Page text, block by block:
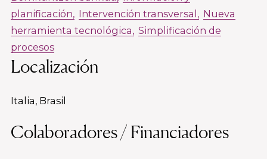
planificación Intervención transversal
Nueva
herramienta tecnológica Simplificación de
procesos
Localización
Italia, Brasil
Colaboradores / Financiadores